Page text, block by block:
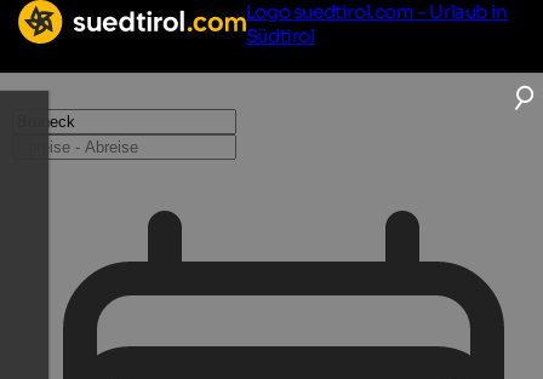
Logo suedtirol.com - Urlaub in
Südtirol